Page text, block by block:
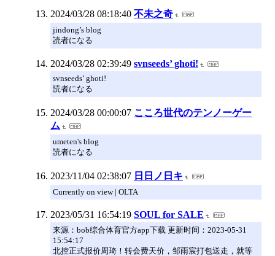
2024/03/28 08:18:40 不未之奇
jindong’s blog
読者になる
2024/03/28 02:39:49 svnseeds’ ghoti!
svnseeds’ ghoti!
読者になる
2024/03/28 00:00:07 こころ世代のテンノーゲー
ム
umeten's blog
読者になる
2023/11/04 02:38:07 日日ノ日キ
Currently on view | OLTA
2023/05/31 16:54:19 SOUL for SALE
来源：bob综合体育官方app下载 更新时间：2023-05-31
15:54:17
北控正式报价周琦！转会费天价，邹雨宸打包送走，就等